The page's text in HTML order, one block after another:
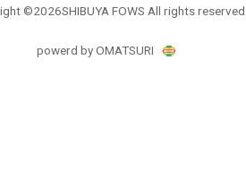
©2026SHIBUYA FOWS All rights reserved.
powerd by OMATSURI